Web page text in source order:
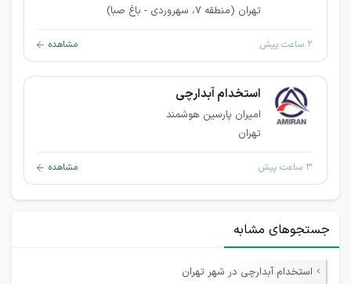
تهران (منطقه ۷، سهروردی - باغ صبا)
۲ ساعت پیش مشاهده
استخدام آبدارچی
امیران پارسین هوشمند
تهران
۳ ساعت پیش مشاهده
جستجوهای مشابه
استخدام آبدارچی در شهر تهران